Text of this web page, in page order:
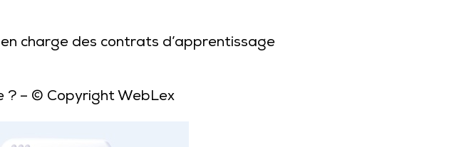
charge des contrats d’apprentissage
? – © Copyright WebLex